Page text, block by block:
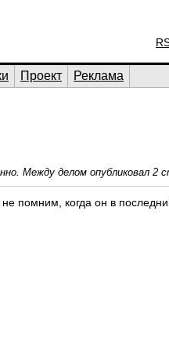
Проект Реклама
Между делом опубликовал 2
помним, когда он в